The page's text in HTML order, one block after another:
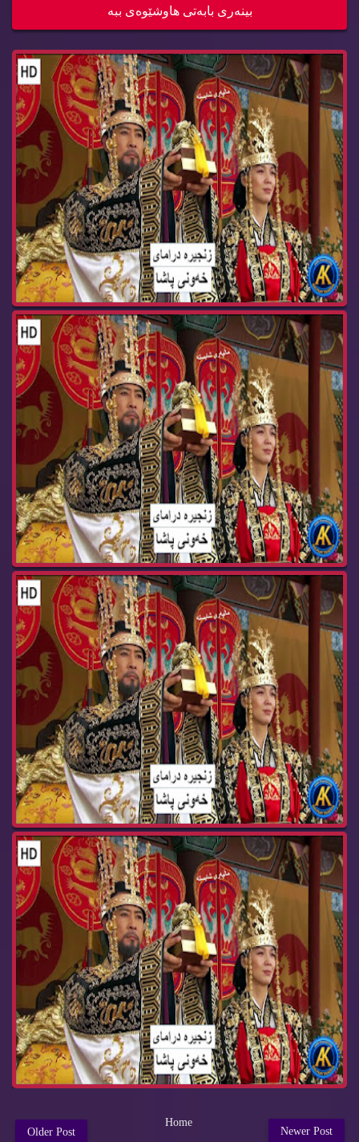
بینه‌ری بابه‌تی هاوشێوه‌ی ببه‌
زنجیره‌ درامای خه‌ونی پاشا ئه‌ڵقه‌ی 70 dramay x...
زنجیره‌ درامای خه‌ونی پاشا ئه‌ڵقه‌ی 69 dramay x...
زنجیره‌ درامای خه‌ونی پاشا ئه‌ڵقه‌ی 68 dramay x...
Newer Post
Older Post
Home